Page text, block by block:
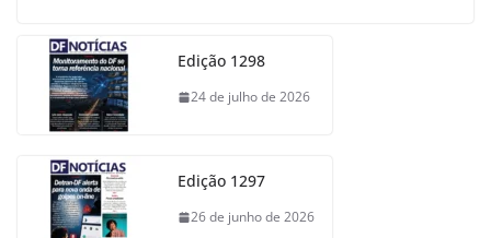
Edição 1298
24 de julho de 2026
Edição 1297
26 de junho de 2026